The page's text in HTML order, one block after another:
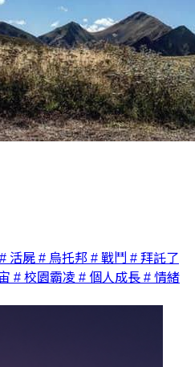
# 活屍 # 烏托邦 # 戰鬥 # 拜託了
# 校園霸凌 # 個人成長 # 情緒